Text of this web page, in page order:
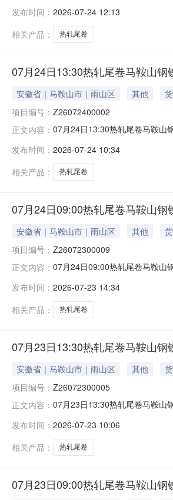
卷）Q235B2*1250*C攀钢钒1/
发布时间： 2026-07-24 12:13
相关产品：
热轧尾卷
07月24日13:30热轧尾卷马鞍山钢
安徽省｜马鞍山市｜雨山区 其他
项目编号： Z26072400002
正文内容： 07月24日13:30热轧尾卷马鞍山
保证金：￥1,700.00元交易保
发布时间： 2026-07-24 10:34
相关产品：
热轧尾卷
07月24日09:00热轧尾卷马鞍山钢
安徽省｜马鞍山市｜雨山区 其他
项目编号： Z26072300009
正文内容： 07月24日09:00热轧尾卷马鞍山
保证金：￥1,700.00元交易保
发布时间： 2026-07-23 14:34
相关产品：
热轧尾卷
07月23日13:30热轧尾卷马鞍山钢
安徽省｜马鞍山市｜雨山区 其他
项目编号： Z26072300005
正文内容： 07月23日13:30热轧尾卷马鞍山
保证金：￥1,700.00元交易保
发布时间： 2026-07-23 10:06
相关产品：
热轧尾卷
07月23日09:00热轧尾卷马鞍山钢